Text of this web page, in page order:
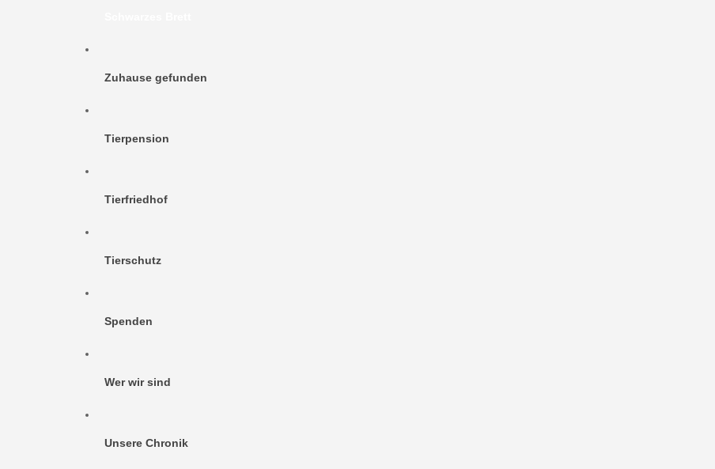
Zuhause gefunden
Tierpension
Tierfriedhof
Tierschutz
Spenden
Wer wir sind
Unsere Chronik